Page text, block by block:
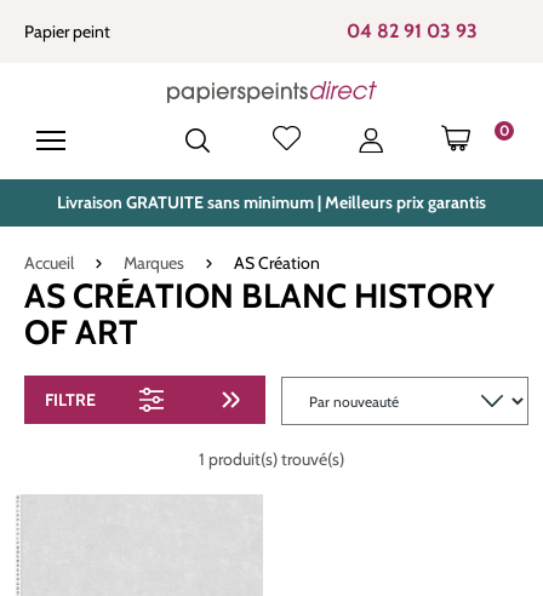
principal
Papier peint 04 82 91 03 93
0
LE
Livraison GRATUITE sans minimum | Meilleurs prix garantis
Accueil Marques AS Création
AS CRÉATION BLANC HISTORY
OF ART
FILTRE
1 produit(s) trouvé(s)